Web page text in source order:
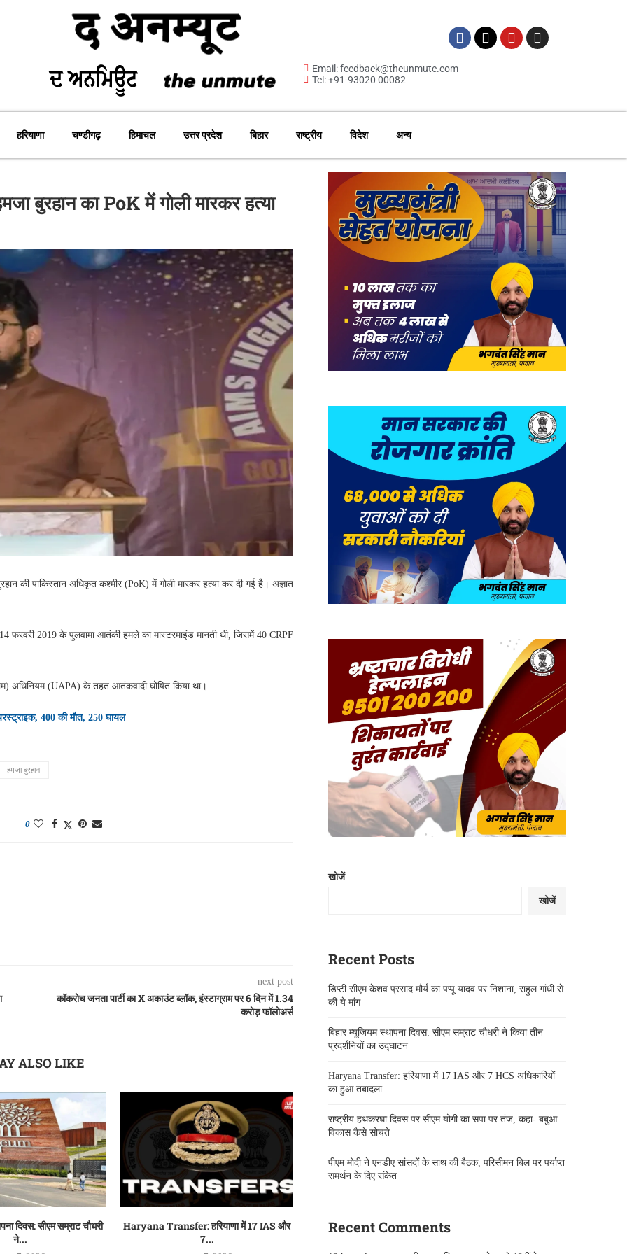
Email: feedback@theunmute.com
Tel: +91-93020 00082
हरियाणा चण्डीगढ़ हिमाचल उत्तर प्रदेश बिहार राष्ट्रीय विदेश अन्य
बुरहान का PoK में गोली मारकर हत्या
की पाकिस्तान अधिकृत कश्मीर (PoK) में गोली मारकर हत्या कर दी गई है। अज्ञात
2019 के पुलवामा आतंकी हमले का मास्टरमाइंड मानती थी, जिसमें 40 CRPF
अधिनियम (UAPA) के तहत आतंकवादी घोषित किया था।
400 की मौत, 250 घायल
हमजा बुरहान
0
next post
कॉकरोच जनता पार्टी का X अकाउंट ब्लॉक, इंस्टाग्राम पर 6 दिन में 1.34
करोड़ फॉलोअर्स
ALSO LIKE
दिवस: सीएम सम्राट चौधरी
ने...
Haryana Transfer: हरियाणा में 17 IAS और
7...
खोजें
खोजें
Recent Posts
डिप्टी सीएम केशव प्रसाद मौर्य का पप्पू यादव पर निशाना, राहुल गांधी से
की ये मांग
बिहार म्यूजियम स्थापना दिवस: सीएम सम्राट चौधरी ने किया तीन
प्रदर्शनियों का उद्घाटन
Haryana Transfer: हरियाणा में 17 IAS और 7 HCS अधिकारियों
का हुआ तबादला
राष्ट्रीय हथकरघा दिवस पर सीएम योगी का सपा पर तंज, कहा- बबुआ
विकास कैसे सोचते
पीएम मोदी ने एनडीए सांसदों के साथ की बैठक, परिसीमन बिल पर पर्याप्त
समर्थन के दिए संकेत
Recent Comments